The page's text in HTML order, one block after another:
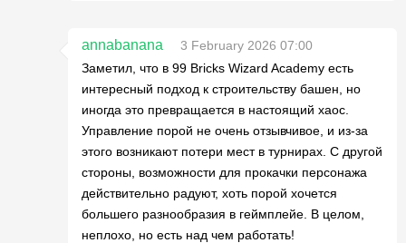
annabanana
3 February 2026 07:00
Заметил, что в 99 Bricks Wizard Academy есть
интересный подход к строительству башен, но
иногда это превращается в настоящий хаос.
Управление порой не очень отзывчивое, и из-за
этого возникают потери мест в турнирах. С другой
стороны, возможности для прокачки персонажа
действительно радуют, хоть порой хочется
большего разнообразия в геймплейе. В целом,
неплохо, но есть над чем работать!